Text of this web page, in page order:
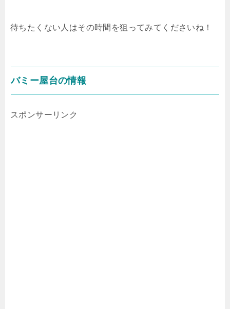
待ちたくない人はその時間を狙ってみてくださいね！
バミー屋台の情報
スポンサーリンク